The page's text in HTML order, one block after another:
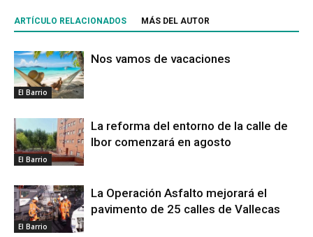
ARTÍCULO RELACIONADOS MÁS DEL AUTOR
El Barrio
Nos vamos de vacaciones
El Barrio
La reforma del entorno de la calle de
Ibor comenzará en agosto
El Barrio
La Operación Asfalto mejorará el
pavimento de 25 calles de Vallecas